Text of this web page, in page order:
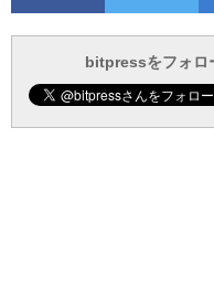
bitpressをフォロ